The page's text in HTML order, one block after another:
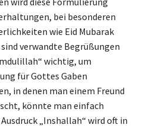
bei besonderen
wie Eid Mubarak
verwandte Begrüßungen
wichtig, um
für Gottes Gaben
in denen man einem Freund
könnte man einfach
Ausdruck „Inshallah“ wird oft in